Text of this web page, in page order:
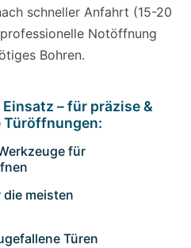
schneller Anfahrt (15-20
Notöffnung
Bohren.
– für präzise &
Türöffnungen:
für
meisten
Türen